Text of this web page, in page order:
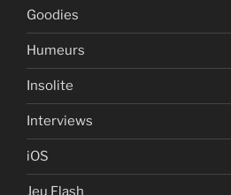
Goodies
Humeurs
Insolite
Interviews
iOS